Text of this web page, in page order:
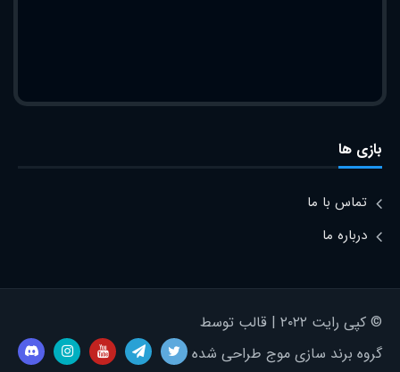
بازی ها
تماس با ما
درباره ما
© کپی رایت ۲۰۲۲ | قالب توسط
گروه برند سازی موج طراحی شده